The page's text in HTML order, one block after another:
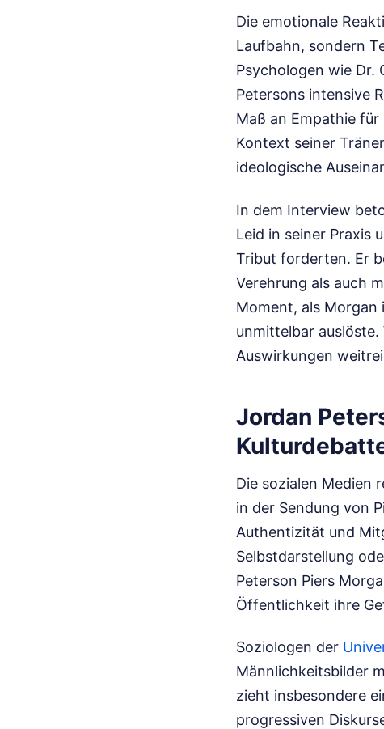
Die emotionale
Laufbahn, sondern
Psychologen wie Dr.
Petersons intensive
Maß an Empathie
Kontext seiner
ideologische
In dem Interview
Leid in seiner Praxis
Tribut forderten. Er
Verehrung als auch
Moment, als Morgan
unmittelbar auslöste.
Auswirkungen
Jordan
Die sozialen Medien
in der Sendung von
Authentizität und
Selbstdarstellung
Peterson Piers
Öffentlichkeit ihre
Soziologen der
Männlichkeitsbilder
zieht insbesondere
progressiven